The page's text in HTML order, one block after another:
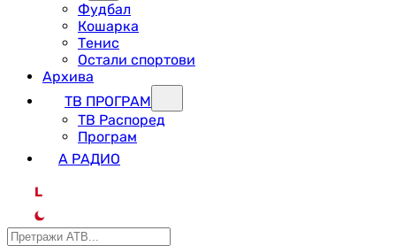
Фудбал
Кошарка
Тенис
Остали спортови
Архива
ТВ ПРОГРАМ
ТВ Распоред
Програм
А РАДИО
L